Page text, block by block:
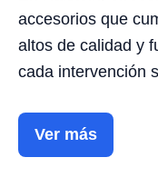
accesorios que
altos de calidad y
cada intervención
Ver más